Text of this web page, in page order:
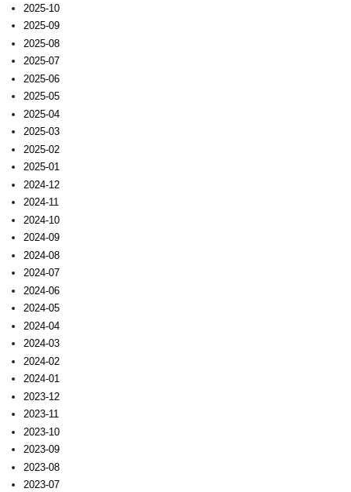
2025-10
2025-09
2025-08
2025-07
2025-06
2025-05
2025-04
2025-03
2025-02
2025-01
2024-12
2024-11
2024-10
2024-09
2024-08
2024-07
2024-06
2024-05
2024-04
2024-03
2024-02
2024-01
2023-12
2023-11
2023-10
2023-09
2023-08
2023-07